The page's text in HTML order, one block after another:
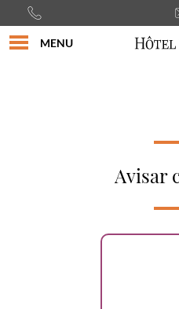
MENU
Avisar